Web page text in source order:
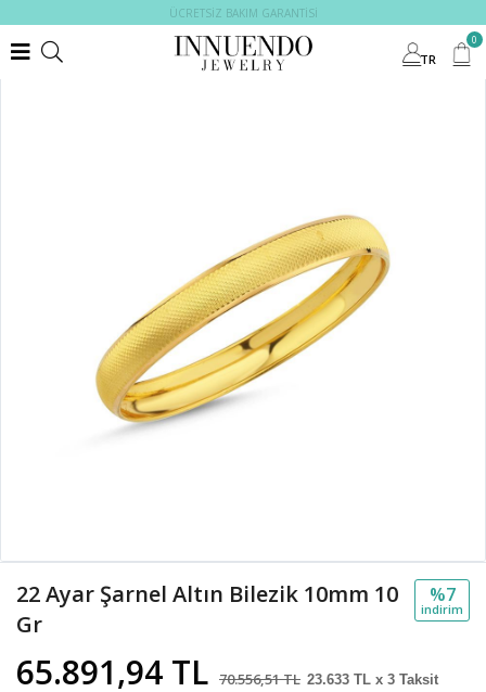
ÜCRETSİZ BAKIM GARANTİSİ
TR
0
22 Ayar Şarnel Altın Bilezik 10mm 10
Gr
65.891,94 TL 70.556,51 TL
%7
i̇ndi̇ri̇m
23.633 TL x 3 Taksit